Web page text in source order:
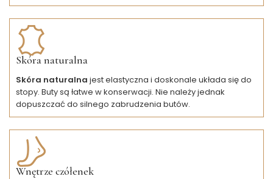
Skóra naturalna
Skóra naturalna jest elastyczna i doskonale układa się do
stopy. Buty są łatwe w konserwacji. Nie należy jednak
dopuszczać do silnego zabrudzenia butów.
Wnętrze czółenek